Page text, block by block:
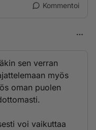
Kommentoi
sen verran
myös
oman puolen
voi vaikuttaa